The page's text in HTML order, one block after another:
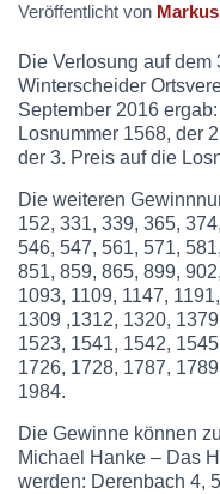
Veröffentlicht von
Die Verlosung auf dem
Winterscheider
September 2016
Losnummer 1568, der
der 3. Preis auf die
Die weiteren
152, 331, 339, 365,
546, 547, 561, 571,
851, 859, 865, 899,
1093, 1109, 1147,
1309 ,1312, 1320,
1523, 1541, 1542,
1726, 1728, 1787,
1984.
Die Gewinne können
Michael Hanke – Das
werden: Derenbach 4,